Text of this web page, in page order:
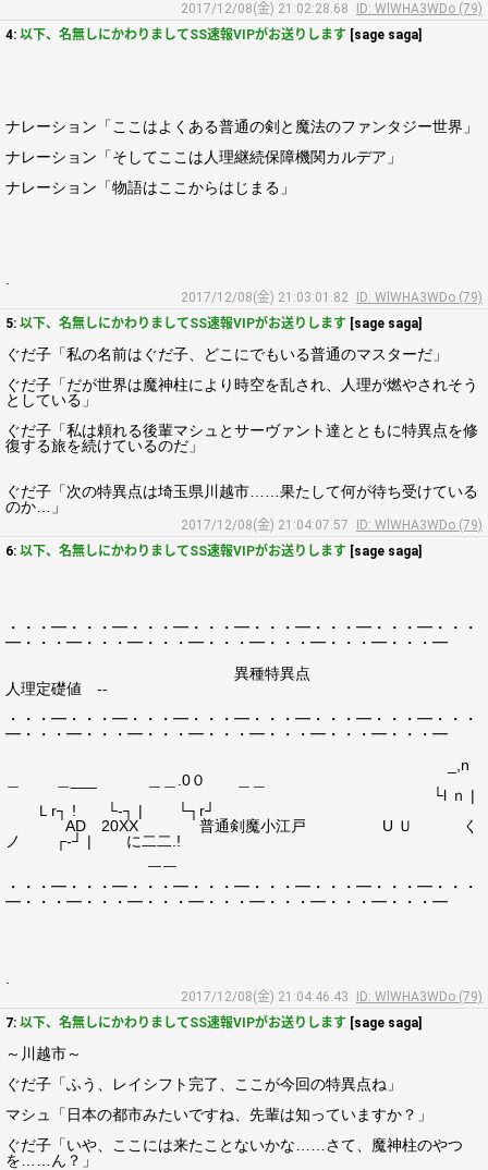
2017/12/08(金) 21:02:28.68
ID: WlWHA3WDo (79)
4: 以下、名無しにかわりましてSS速報VIPがお送りします [sage saga]
ナレーション「ここはよくある普通の剣と魔法のファンタジー世界」
ナレーション「そしてここは人理継続保障機関カルデア」
ナレーション「物語はここからはじまる」
2017/12/08(金) 21:03:01.82
ID: WlWHA3WDo (79)
5: 以下、名無しにかわりましてSS速報VIPがお送りします [sage saga]
ぐだ子「私の名前はぐだ子、どこにでもいる普通のマスターだ」
ぐだ子「だが世界は魔神柱により時空を乱され、人理が燃やされそう
としている」
ぐだ子「私は頼れる後輩マシュとサーヴァント達とともに特異点を修
復する旅を続けているのだ」
ぐだ子「次の特異点は埼玉県川越市……果たして何が待ち受けている
のか…」
2017/12/08(金) 21:04:07.57
ID: WlWHA3WDo (79)
6: 以下、名無しにかわりましてSS速報VIPがお送りします [sage saga]
・・・━・・・━・・・━・・・━・・・━・・・━・・・━・・・
━・・・━・・・━・・・━・・・━・・・━・・・━・・・━
異種特異点
人理定礎値 --
・・・━・・・━・・・━・・・━・・・━・・・━・・・━・・・
━・・・━・・・━・・・━・・・━・・・━・・・━・・・━
_,n
＿ ＿___ ＿＿.0０ ＿＿
└l ｎ |
Ｌr┐ ! └‐┐ | └┐r┘
AD 20XX 普通剣魔小江戸 U Ｕ く
ノ ┌‐┘ | に二二.!
￣￣
・・・━・・・━・・・━・・・━・・・━・・・━・・・━・・・
━・・・━・・・━・・・━・・・━・・・━・・・━・・・━
2017/12/08(金) 21:04:46.43
ID: WlWHA3WDo (79)
7: 以下、名無しにかわりましてSS速報VIPがお送りします [sage saga]
～川越市～
ぐだ子「ふう、レイシフト完了、ここが今回の特異点ね」
マシュ「日本の都市みたいですね、先輩は知っていますか？」
ぐだ子「いや、ここには来たことないかな……さて、魔神柱のやつ
を……ん？」